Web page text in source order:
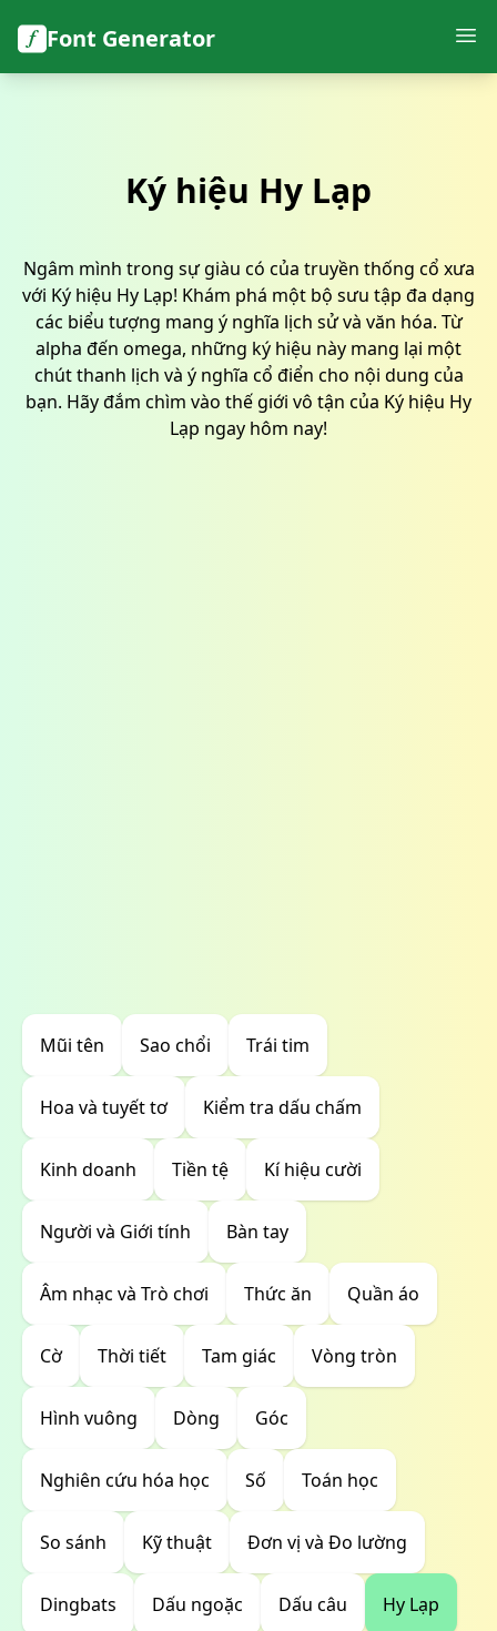
Font Generator
Ký hiệu Hy Lạp
Ngâm mình trong sự giàu có của truyền thống cổ xưa
với Ký hiệu Hy Lạp! Khám phá một bộ sưu tập đa dạng
các biểu tượng mang ý nghĩa lịch sử và văn hóa. Từ
alpha đến omega, những ký hiệu này mang lại một
chút thanh lịch và ý nghĩa cổ điển cho nội dung của
bạn. Hãy đắm chìm vào thế giới vô tận của Ký hiệu Hy
Lạp ngay hôm nay!
Mũi tên Sao chổi Trái tim
Hoa và tuyết tơ Kiểm tra dấu chấm
Kinh doanh Tiền tệ Kí hiệu cười
Người và Giới tính Bàn tay
Âm nhạc và Trò chơi Thức ăn Quần áo
Cờ Thời tiết Tam giác Vòng tròn
Hình vuông Dòng Góc
Nghiên cứu hóa học Số Toán học
So sánh Kỹ thuật Đơn vị và Đo lường
Dingbats Dấu ngoặc Dấu câu Hy Lạp